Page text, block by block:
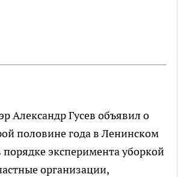
Александр Гусев объявил о
половине года в Ленинском
порядке эксперимента уборкой
организации,